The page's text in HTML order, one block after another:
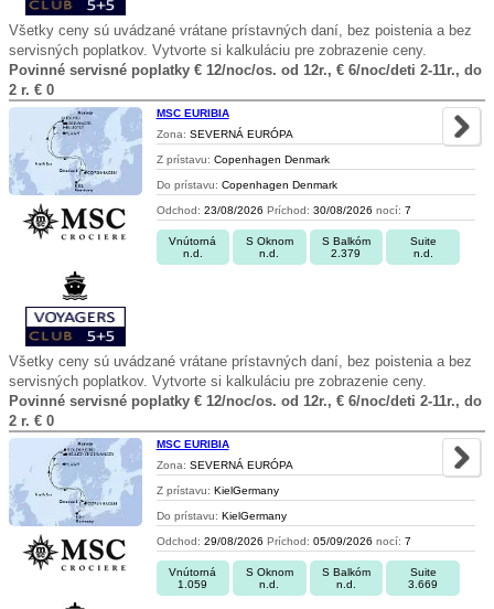
Všetky ceny sú uvádzané vrátane prístavných daní, bez poistenia a bez
servisných poplatkov. Vytvorte si kalkuláciu pre zobrazenie ceny.
Povinné servisné poplatky € 12/noc/os. od 12r., € 6/noc/deti 2-11r., do
2 r. € 0
MSC EURIBIA
Zona: SEVERNÁ EURÓPA
Z prístavu: Copenhagen Denmark
Do prístavu: Copenhagen Denmark
Odchod: 23/08/2026 Príchod: 30/08/2026 nocí: 7
Vnútorná
n.d.
S Oknom
n.d.
S Balkóm
2.379
Suite
n.d.
Všetky ceny sú uvádzané vrátane prístavných daní, bez poistenia a bez
servisných poplatkov. Vytvorte si kalkuláciu pre zobrazenie ceny.
Povinné servisné poplatky € 12/noc/os. od 12r., € 6/noc/deti 2-11r., do
2 r. € 0
MSC EURIBIA
Zona: SEVERNÁ EURÓPA
Z prístavu: KielGermany
Do prístavu: KielGermany
Odchod: 29/08/2026 Príchod: 05/09/2026 nocí: 7
Vnútorná
1.059
S Oknom
n.d.
S Balkóm
n.d.
Suite
3.669